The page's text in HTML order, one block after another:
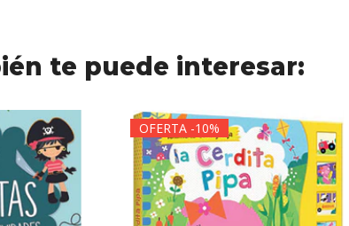
te puede interesar:
OFERTA -10%